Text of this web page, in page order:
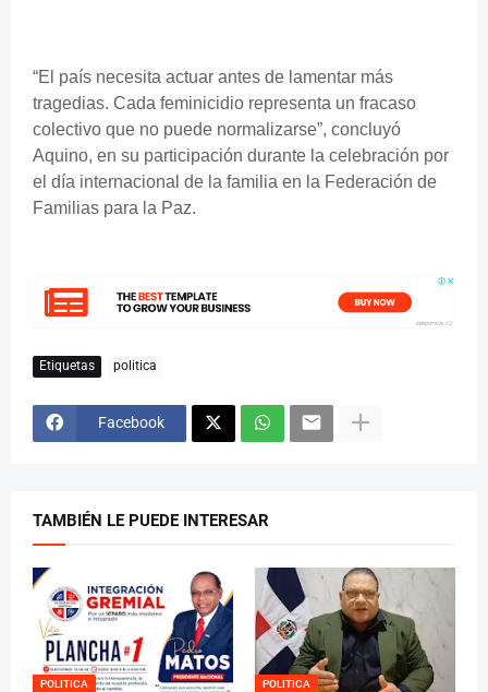
“El país necesita actuar antes de lamentar más
tragedias. Cada feminicidio representa un fracaso
colectivo que no puede normalizarse”, concluyó
Aquino, en su participación durante la celebración por
el día internacional de la familia en la Federación de
Familias para la Paz.
Etiquetas politica
Facebook
TAMBIÉN LE PUEDE INTERESAR
POLITICA POLITICA